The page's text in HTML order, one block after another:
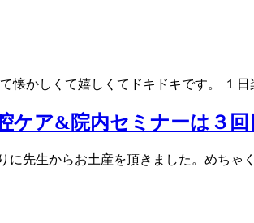
懐かしくて嬉しくてドキドキです。 １
ケア&院内セミナーは３回
先生からお土産を頂きました。めち